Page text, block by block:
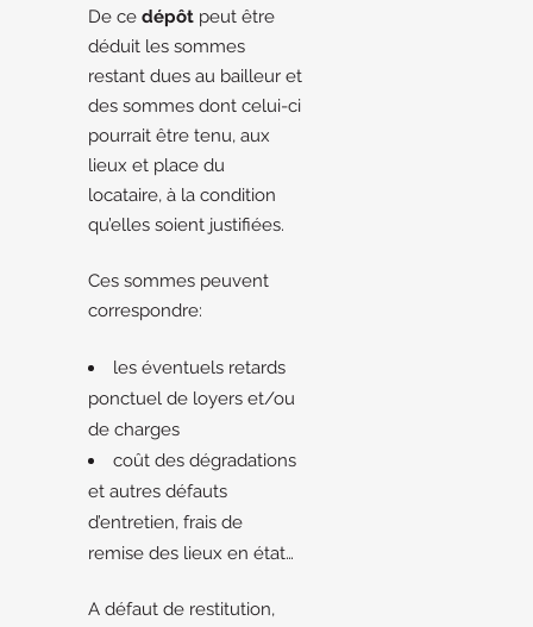
De ce dépôt peut être
déduit les sommes
restant dues au bailleur et
des sommes dont celui-ci
pourrait être tenu, aux
lieux et place du
locataire, à la condition
qu’elles soient justifiées.
Ces sommes peuvent
correspondre:
les éventuels retards
ponctuel de loyers et/ou
de charges
coût des dégradations
et autres défauts
d’entretien, frais de
remise des lieux en état…
A défaut de restitution,